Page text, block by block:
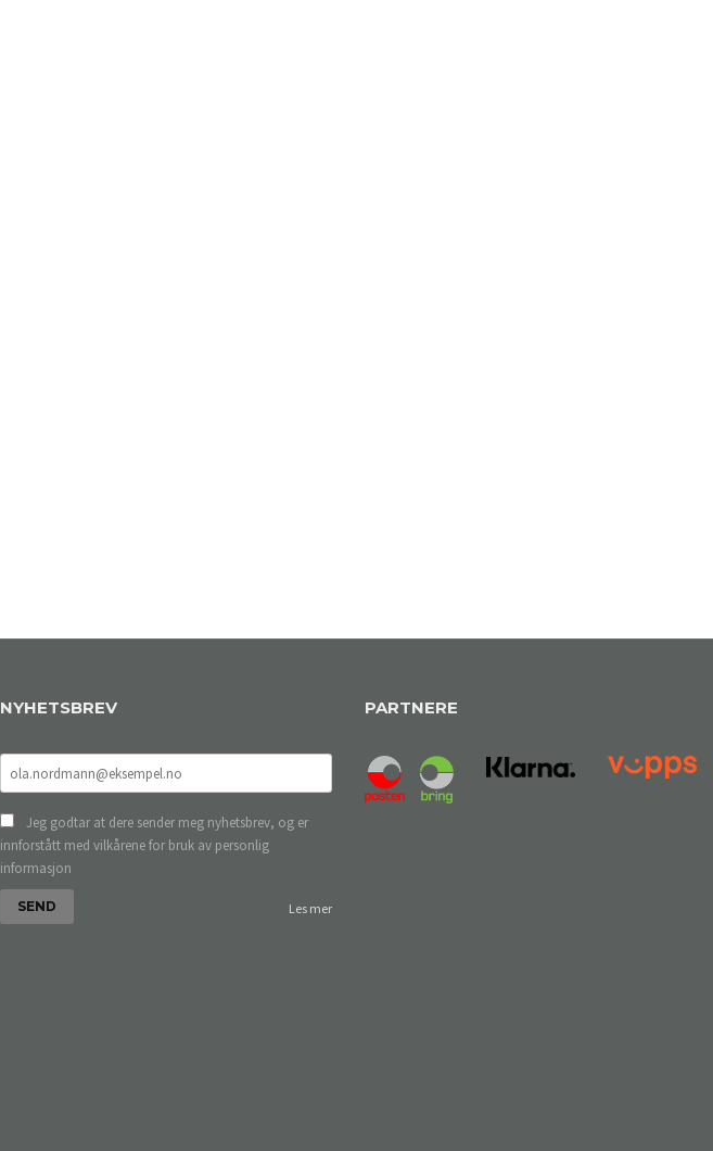
NYHETSBREV
Jeg godtar at dere sender meg nyhetsbrev, og er
innforstått med vilkårene for bruk av personlig
informasjon
Les mer
PARTNERE